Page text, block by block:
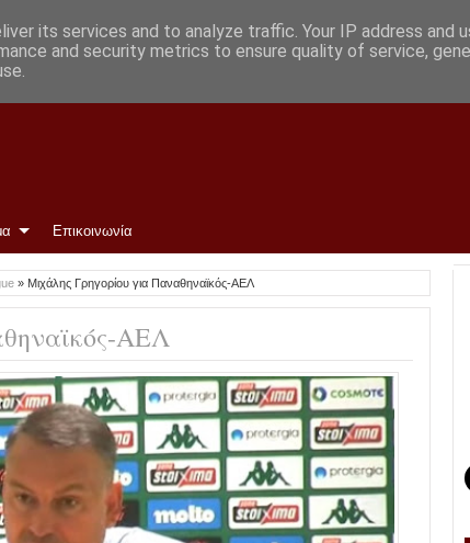
Επικοινωνία
» Μιχάλης Γρηγορίου για Παναθηναϊκός-ΑΕΛ
ΑΕΛ
its services and to analyze traffic. Your IP address and
and security metrics to ensure quality of service,